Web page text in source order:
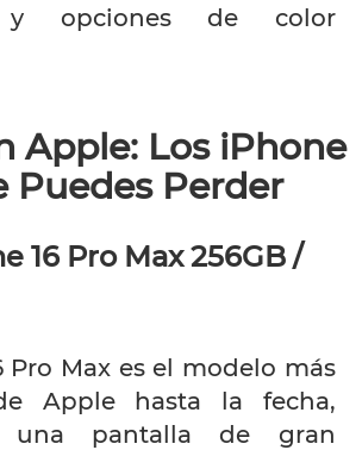
y opciones de color
Apple: Los iPhone
Puedes Perder
16 Pro Max 256GB /
Pro Max es el modelo más
Apple hasta la fecha,
una pantalla de gran